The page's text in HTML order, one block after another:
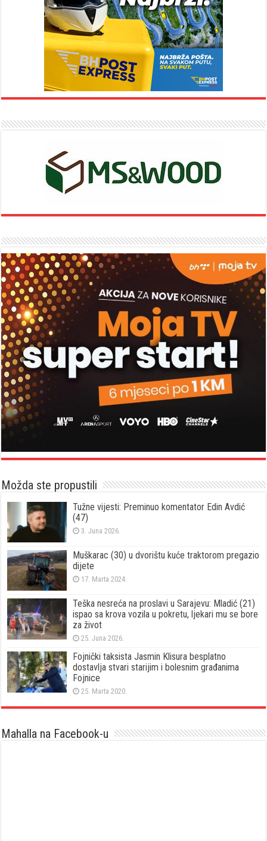
Možda ste propustili
Tužne vijesti: Preminuo komentator Edin Avdić
(47)
3. Juna 2026.
Muškarac (30) u dvorištu kuće traktorom pregazio
dijete
17. Marta 2024.
Teška nesreća na proslavi u Sarajevu: Mladić (21)
ispao sa krova vozila u pokretu, ljekari mu se bore
za život
25. Juna 2026.
Fojnički taksista Jasmin Klisura besplatno
dostavlja stvari starijim i bolesnim građanima
Fojnice
25. Marta 2020.
Mahalla na Facebook-u